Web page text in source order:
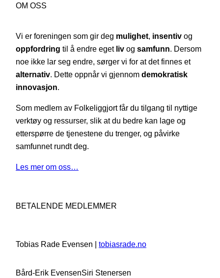
OM OSS
Vi er foreningen som gir deg mulighet, insentiv og
oppfordring til å endre eget liv og samfunn. Dersom
noe ikke lar seg endre, sørger vi for at det finnes et
alternativ. Dette oppnår vi gjennom demokratisk
innovasjon.
Som medlem av Folkeliggjort får du tilgang til nyttige
verktøy og ressurser, slik at du bedre kan lage og
etterspørre de tjenestene du trenger, og påvirke
samfunnet rundt deg.
Les mer om oss…
BETALENDE MEDLEMMER
Tobias Rade Evensen | tobiasrade.no
Bård-Erik EvensenSiri Stenersen